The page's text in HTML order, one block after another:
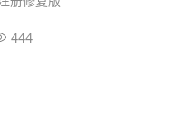
444